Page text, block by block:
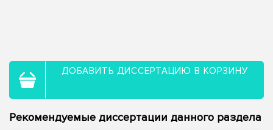
ДОБАВИТЬ ДИССЕРТАЦИЮ В КОРЗИНУ
Рекомендуемые диссертации данного раздела